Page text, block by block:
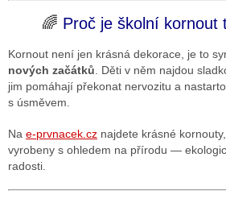
🌈 Proč je školní kornout
Kornout není jen krásná dekorace, je to
nových začátků . Děti v něm najdou
jim pomáhají překonat nervozitu a
s úsměvem.
Na e-prvnacek.cz najdete krásné
vyrobeny s ohledem na přírodu —
radosti.